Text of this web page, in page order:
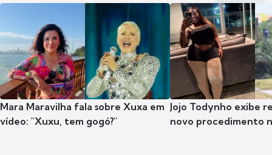
Mara Maravilha fala sobre Xuxa em
vídeo: "Xuxu, tem gogó?"
Jojo Todynho exibe
novo procedimento